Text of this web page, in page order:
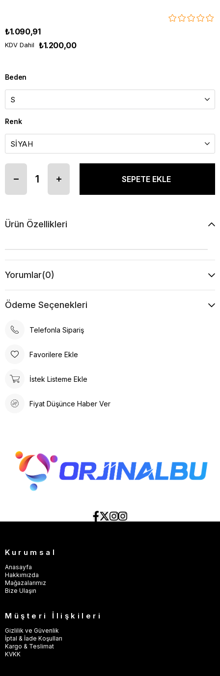
₺1.090,91
KDV Dahil ₺1.200,00
Beden
Renk
Ürün Özellikleri
Yorumlar(0)
Ödeme Seçenekleri
Telefonla Sipariş
Favorilere Ekle
İstek Listeme Ekle
Fiyat Düşünce Haber Ver
Kurumsal
Anasayfa
Hakkımızda
Mağazalarımız
Bize Ulaşın
Müşteri İlişkileri
Gizlilik ve Güvenlik
İptal & İade Koşulları
Kargo & Teslimat
KVKK